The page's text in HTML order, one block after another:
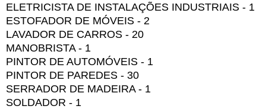
ELETRICISTA DE INSTALAÇÕES INDUSTRIAIS - 1
ESTOFADOR DE MÓVEIS - 2
LAVADOR DE CARROS - 20
MANOBRISTA - 1
PINTOR DE AUTOMÓVEIS - 1
PINTOR DE PAREDES - 30
SERRADOR DE MADEIRA - 1
SOLDADOR - 1